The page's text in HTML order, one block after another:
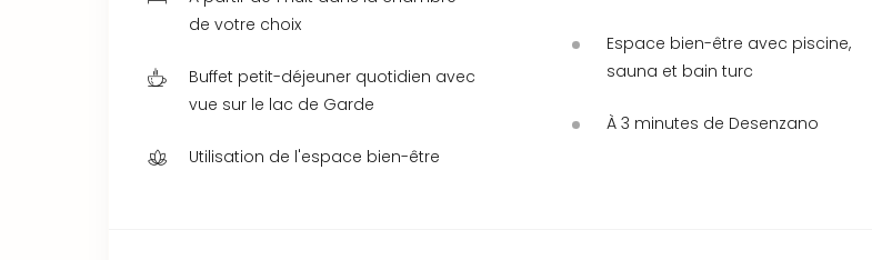
de votre choix
Buffet petit-déjeuner quotidien avec
vue sur le lac de Garde
Utilisation de l'espace bien-être
Espace bien-être avec piscine,
sauna et bain turc
À 3 minutes de Desenzano